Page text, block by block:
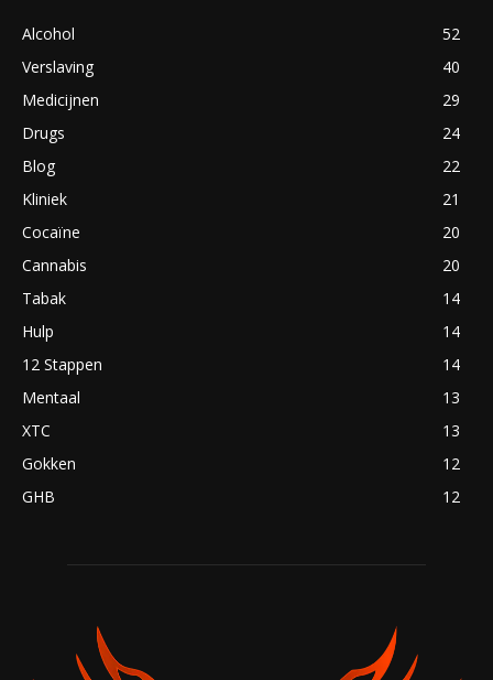
Alcohol
52
Verslaving
40
Medicijnen
29
Drugs
24
Blog
22
Kliniek
21
Cocaïne
20
Cannabis
20
Tabak
14
Hulp
14
12 Stappen
14
Mentaal
13
XTC
13
Gokken
12
GHB
12